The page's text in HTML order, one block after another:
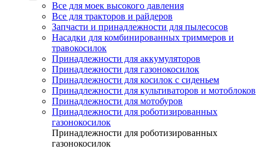
Все для моек высокого давления
Все для тракторов и райдеров
Запчасти и принадлежности для пылесосов
Насадки для комбинированных триммеров и
травокосилок
Принадлежности для аккумуляторов
Принадлежности для газонокосилок
Принадлежности для косилок с сиденьем
Принадлежности для культиваторов и мотоблоков
Принадлежности для мотобуров
Принадлежности для роботизированных
газонокосилок
Принадлежности для роботизированных
газонокосилок